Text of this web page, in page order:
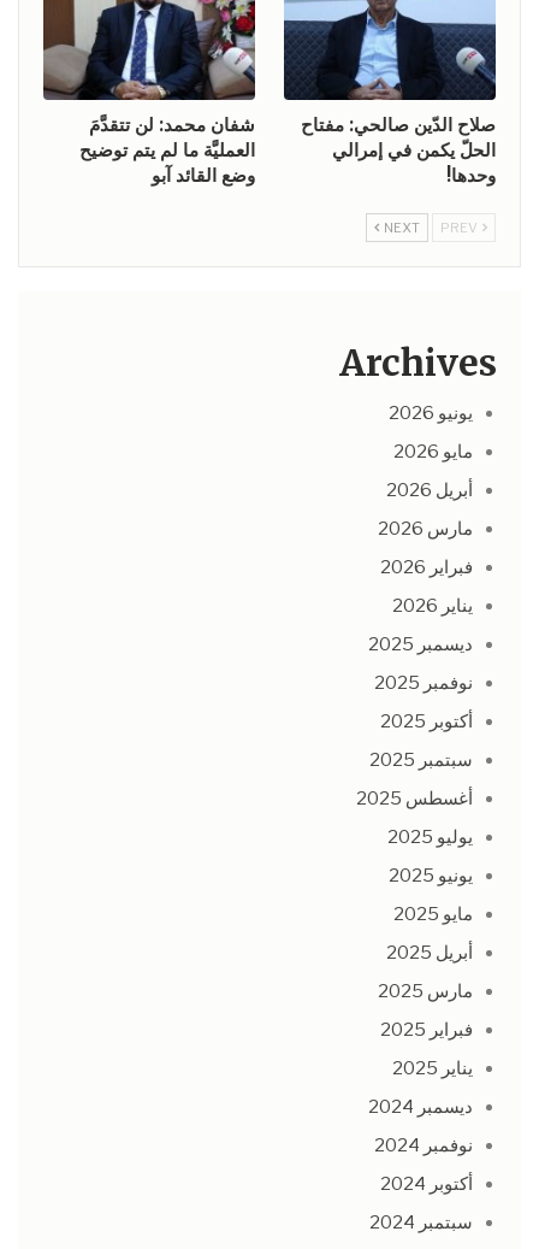
صلاح الدّين صالحي: مفتاح
الحلّ يكمن في إمرالي
وحدها!
شفان محمد: لن تتقدَّمَ
العمليَّة ما لم يتم توضيح
وضع القائد آبو
NEXT
Archives
يونيو 2026
مايو 2026
أبريل 2026
مارس 2026
فبراير 2026
يناير 2026
ديسمبر 2025
نوفمبر 2025
أكتوبر 2025
سبتمبر 2025
أغسطس 2025
يوليو 2025
يونيو 2025
مايو 2025
أبريل 2025
مارس 2025
فبراير 2025
يناير 2025
ديسمبر 2024
نوفمبر 2024
أكتوبر 2024
سبتمبر 2024